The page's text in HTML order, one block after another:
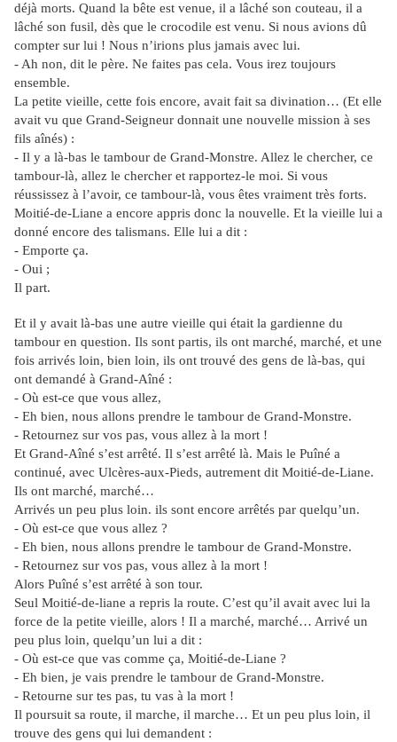
déjà morts. Quand la bête est venue, il a lâché son couteau, il a
lâché son fusil, dès que le crocodile est venu. Si nous avions dû
compter sur lui ! Nous n’irions plus jamais avec lui.
- Ah non, dit le père. Ne faites pas cela. Vous irez toujours
ensemble.
La petite vieille, cette fois encore, avait fait sa divination… (Et elle
avait vu que Grand-Seigneur donnait une nouvelle mission à ses
fils aînés) :
- Il y a là-bas le tambour de Grand-Monstre. Allez le chercher, ce
tambour-là, allez le chercher et rapportez-le moi. Si vous
réussissez à l’avoir, ce tambour-là, vous êtes vraiment très forts.
Moitié-de-Liane a encore appris donc la nouvelle. Et la vieille lui a
donné encore des talismans. Elle lui a dit :
- Emporte ça.
- Oui ;
Il part.
Et il y avait là-bas une autre vieille qui était la gardienne du
tambour en question. Ils sont partis, ils ont marché, marché, et une
fois arrivés loin, bien loin, ils ont trouvé des gens de là-bas, qui
ont demandé à Grand-Aîné :
- Où est-ce que vous allez,
- Eh bien, nous allons prendre le tambour de Grand-Monstre.
- Retournez sur vos pas, vous allez à la mort !
Et Grand-Aîné s’est arrêté. Il s’est arrêté là. Mais le Puîné a
continué, avec Ulcères-aux-Pieds, autrement dit Moitié-de-Liane.
Ils ont marché, marché…
Arrivés un peu plus loin. ils sont encore arrêtés par quelqu’un.
- Où est-ce que vous allez ?
- Eh bien, nous allons prendre le tambour de Grand-Monstre.
- Retournez sur vos pas, vous allez à la mort !
Alors Puîné s’est arrêté à son tour.
Seul Moitié-de-liane a repris la route. C’est qu’il avait avec lui la
force de la petite vieille, alors ! Il a marché, marché… Arrivé un
peu plus loin, quelqu’un lui a dit :
- Où est-ce que vas comme ça, Moitié-de-Liane ?
- Eh bien, je vais prendre le tambour de Grand-Monstre.
- Retourne sur tes pas, tu vas à la mort !
Il poursuit sa route, il marche, il marche… Et un peu plus loin, il
trouve des gens qui lui demandent :